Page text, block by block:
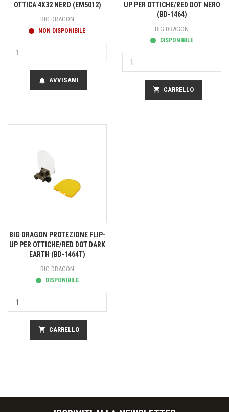
OTTICA 4X32 NERO (EM5012)
BIG DRAGON
NON DISPONIBILE
notifications AVVISAMI
UP PER OTTICHE/RED DOT NERO
(BD-1464)
BIG DRAGON
DISPONIBILE
shopping_cart CARRELLO
BIG DRAGON PROTEZIONE FLIP-
UP PER OTTICHE/RED DOT DARK
EARTH (BD-1464T)
BIG DRAGON
DISPONIBILE
shopping_cart CARRELLO